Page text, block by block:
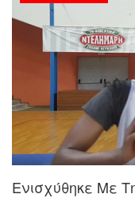
Ενισχύθηκε Με